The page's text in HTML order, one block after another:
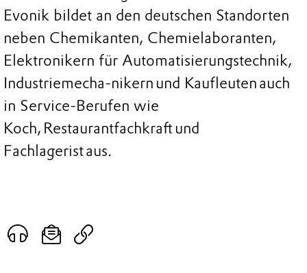
Evonik bildet an den deutschen Standorten
neben Chemikanten, Chemielaboranten,
Elektronikern für Automatisierungstechnik,
Industriemecha-nikern und Kaufleuten auch
in Service-Berufen wie
Koch, Restaurantfachkraft und
Fachlagerist aus.